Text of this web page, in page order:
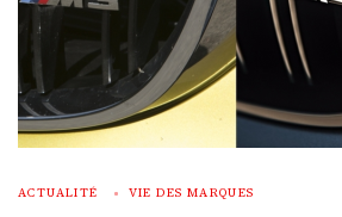
ACTUALITÉ VIE DES MARQUES